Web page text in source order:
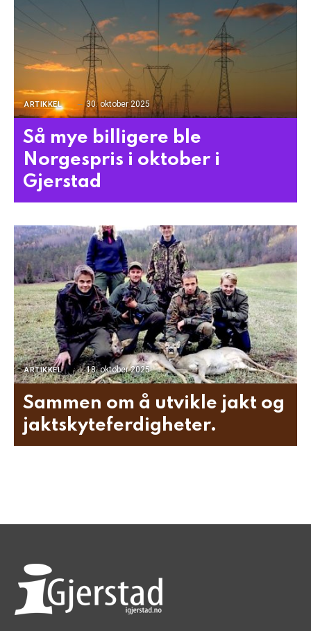
ARTIKKEL 30. oktober 2025
Så mye billigere ble
Norgespris i oktober i
Gjerstad
ARTIKKEL 18. oktober 2025
Sammen om å utvikle jakt og
jaktskyteferdigheter.